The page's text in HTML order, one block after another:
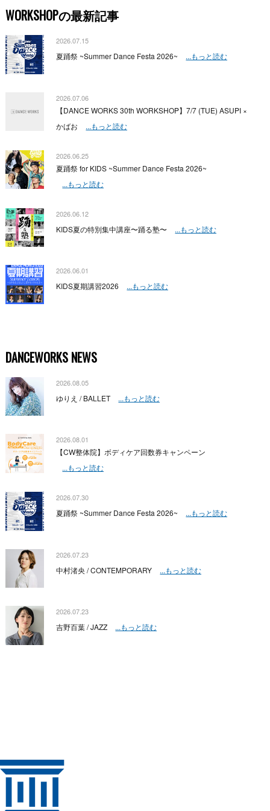
WORKSHOPの最新記事
2026.07.15
夏踊祭 ~Summer Dance Festa 2026~ ...もっと読む
2026.07.06
【DANCE WORKS 30th WORKSHOP】7/7 (TUE) ASUPI ×
かばお
...もっと読む
2026.06.25
夏踊祭 for KIDS ~Summer Dance Festa 2026~
...もっと読む
2026.06.12
KIDS夏の特別集中講座〜踊る塾〜 ...もっと読む
2026.06.01
KIDS夏期講習2026 ...もっと読む
DANCEWORKS NEWS
2026.08.05
ゆりえ / BALLET ...もっと読む
2026.08.01
【CW整体院】ボディケア回数券キャンペーン
...もっと読む
2026.07.30
夏踊祭 ~Summer Dance Festa 2026~ ...もっと読む
2026.07.23
中村渚央 / CONTEMPORARY ...もっと読む
2026.07.23
吉野百葉 / JAZZ ...もっと読む